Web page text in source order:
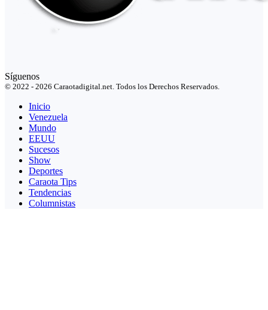
Síguenos
© 2022 - 2026 Caraotadigital.net. Todos los Derechos Reservados.
Inicio
Venezuela
Mundo
EEUU
Sucesos
Show
Deportes
Caraota Tips
Tendencias
Columnistas